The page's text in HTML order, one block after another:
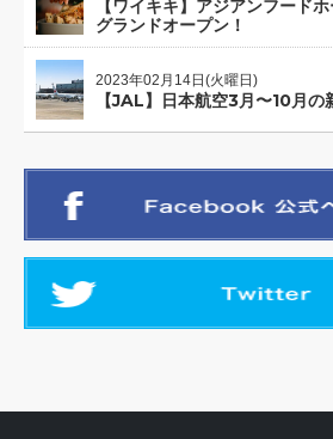
【ワイキキ】アジアンフード
グランドオープン！
2023年02月14日(火曜日)
【JAL】日本航空3月〜10月